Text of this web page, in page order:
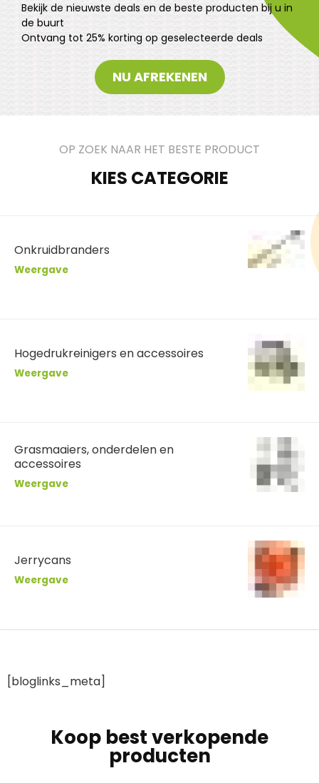
Bekijk de nieuwste deals en de beste producten bij u in
de buurt
Ontvang tot 25% korting op geselecteerde deals
NU AFREKENEN
OP ZOEK NAAR HET BESTE PRODUCT
KIES CATEGORIE
Onkruidbranders
Weergave
Hogedrukreinigers en accessoires
Weergave
Grasmaaiers, onderdelen en
accessoires
Weergave
Jerrycans
Weergave
[bloglinks_meta]
Koop best verkopende
producten